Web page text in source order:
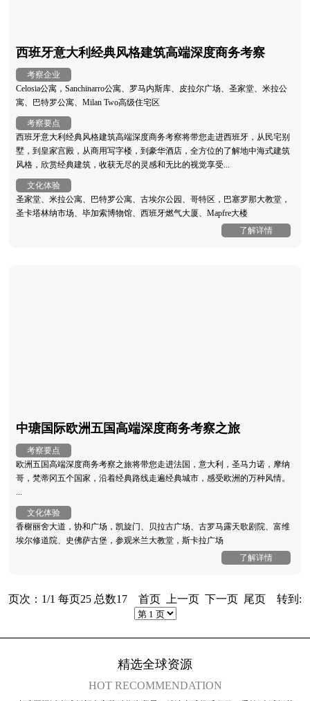
西班牙意大利经典风格建筑高端深度商务考察
考察企业
Celosia公寓，Sanchinarro公寓、罗马内斯库、皮拉尔广场、圣家堂、米拉公
寓、巴特罗公寓、Milan Two高级住宅区
考察要点
西班牙意大利经典风格建筑高端深度商务考察将带您走进西班牙，从民宅别
墅，到皇家宫殿，从商用写字楼，到豪华酒店，全方位的了解地中海式建筑
风格，欣赏经典建筑，收获无尽的灵感和无比的视觉享受...
文化体验
圣家堂、米拉公寓、巴特罗公寓、古埃尔公园、哥特区，巴塞罗那大教堂，
圣卡塔林纳市场、毕加索博物馆、西班牙燃气大厦、Mapfre大楼
了解详情
中瑭国际欧洲五国高端深度商务考察之旅
考察要点
欧洲五国高端深度商务考察之旅将带您走进法国，意大利，圣马力诺，摩纳
哥，梵蒂冈五个国家，沿着经典路线走遍经典城市，感受欧洲的万种风情。
...
文化体验
香榭丽舍大道，协和广场，凯旋门、贝拉古广场、古罗马露天歌剧院、富维
埃尔修道院、史佛萨古堡，参观米兰大教堂，斯卡拉广场
了解详情
页次：1/1 每页25 总数17 首页 上一页 下一页 尾页 转到:
精选全球资源
HOT RECOMMENDATION